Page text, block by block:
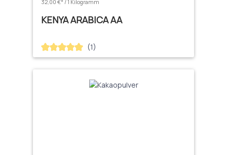
32,00 €* / 1 Kilogramm
KENYA ARABICA AA
Durchschnittliche Bewertung von 5 von 5 Sternen
(1)